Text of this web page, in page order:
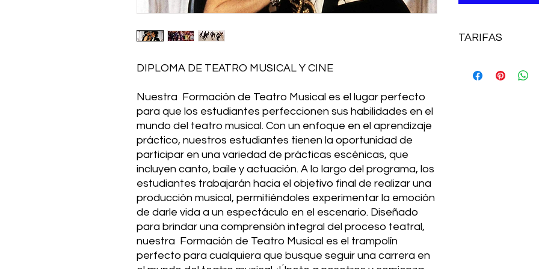
DIPLOMA DE TEATRO MUSICAL Y CINE
Nuestra Formación de Teatro Musical es el lugar perfecto
para que los estudiantes perfeccionen sus habilidades en el
mundo del teatro musical. Con un enfoque en el aprendizaje
práctico, nuestros estudiantes tienen la oportunidad de
participar en una variedad de prácticas escénicas, que
incluyen canto, baile y actuación. A lo largo del programa, los
estudiantes trabajarán hacia el objetivo final de realizar una
producción musical, permitiéndoles experimentar la emoción
de darle vida a un espectáculo en el escenario. Diseñado
para brindar una comprensión integral del proceso teatral,
nuestra Formación de Teatro Musical es el trampolín
perfecto para cualquiera que busque seguir una carrera en
TARIFAS
dos años y tres